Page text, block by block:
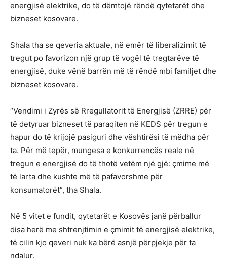
energjisë elektrike, do të dëmtojë rëndë qytetarët dhe
bizneset kosovare.
Shala tha se qeveria aktuale, në emër të liberalizimit të
tregut po favorizon një grup të vogël të tregtarëve të
energjisë, duke vënë barrën më të rëndë mbi familjet dhe
bizneset kosovare.
“Vendimi i Zyrës së Rregullatorit të Energjisë (ZRRE) për
të detyruar bizneset të paraqiten në KEDS për tregun e
hapur do të krijojë pasiguri dhe vështirësi të mëdha për
ta. Për më tepër, mungesa e konkurrencës reale në
tregun e energjisë do të thotë vetëm një gjë: çmime më
të larta dhe kushte më të pafavorshme për
konsumatorët”, tha Shala.
Në 5 vitet e fundit, qytetarët e Kosovës janë përballur
disa herë me shtrenjtimin e çmimit të energjisë elektrike,
të cilin kjo qeveri nuk ka bërë asnjë përpjekje për ta
ndalur.